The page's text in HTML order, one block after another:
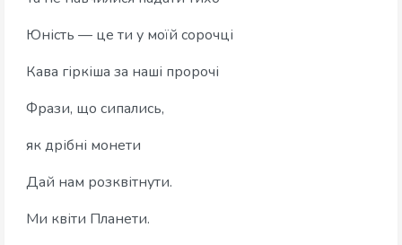
Юність — це ти у моїй сорочці
Кава гіркіша за наші пророчі
Фрази, що сипались,
як дрібні монети
Дай нам розквітнути.
Ми квіти Планети.